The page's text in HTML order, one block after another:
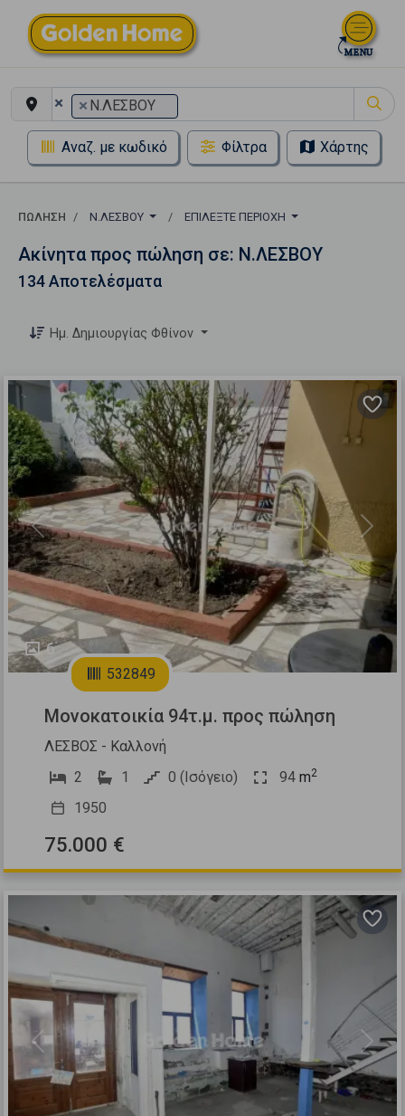
× × Ν.ΛΕΣΒΟΥ
Αναζ. με κωδικό Φίλτρα Χάρτης
ΠΏΛΗΣΗ Ν.ΛΕΣΒΟΥ ΕΠΙΛΈΞΤΕ ΠΕΡΙΟΧΉ
Ακίνητα προς πώληση σε: Ν.ΛΕΣΒΟΥ
134 Αποτελέσματα
Ημ. Δημιουργίας Φθίνον
6
Previous Next
532849
Μονοκατοικία 94τ.μ. προς πώληση
ΛΕΣΒΟΣ - Καλλονή
2
1 0 (Ισόγειο) 94 m2
1950
75.000 €
Previous Next